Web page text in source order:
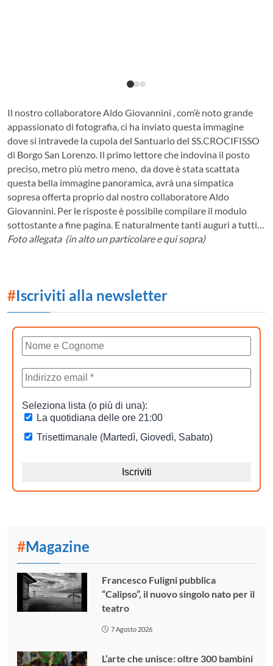
Il nostro collaboratore Aldo Giovannini , com’è noto grande
appassionato di fotografia, ci ha inviato questa immagine
dove si intravede la cupola del Santuario del SS.CROCIFISSO
di Borgo San Lorenzo. Il primo lettore che indovina il posto
preciso, metro più metro meno, da dove è stata scattata
questa bella immagine panoramica, avrà una simpatica
sopresa offerta proprio dal nostro collaboratore Aldo
Giovannini. Per le risposte è possibile compilare il modulo
sottostante a fine pagina. E naturalmente tanti auguri a tutti…
Foto allegata (in alto un particolare e qui sopra)
#Iscriviti alla newsletter
#Magazine
Francesco Fuligni pubblica
“Calipso”, il nuovo singolo nato per il
teatro
7 Agosto 2026
L’arte che unisce: oltre 300 bambini